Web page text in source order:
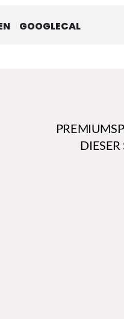
GOOGLECAL
DIESER